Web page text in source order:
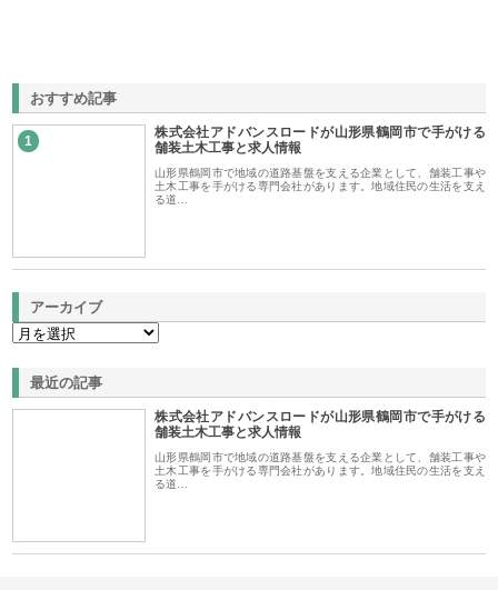
おすすめ記事
1
株式会社アドバンスロードが山形県鶴岡市で手がける
舗装土木工事と求人情報
山形県鶴岡市で地域の道路基盤を支える企業として、舗装工事や
土木工事を手がける専門会社があります。地域住民の生活を支え
る道…
アーカイブ
最近の記事
株式会社アドバンスロードが山形県鶴岡市で手がける
舗装土木工事と求人情報
山形県鶴岡市で地域の道路基盤を支える企業として、舗装工事や
土木工事を手がける専門会社があります。地域住民の生活を支え
る道…